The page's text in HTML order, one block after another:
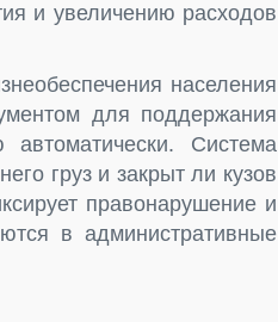
и увеличению расходов
населения
для поддержания
Система
груз и закрыт ли кузов
правонарушение и
в административные